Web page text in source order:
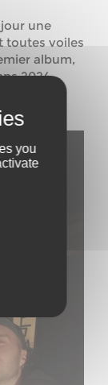
une
toutes voiles
album,
2024.
you